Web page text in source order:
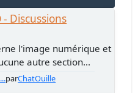
- Discussions
l'image numérique et
autre section...
parChatOuille